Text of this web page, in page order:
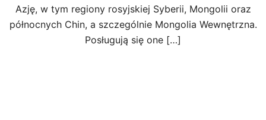
Azję, w tym regiony rosyjskiej Syberii, Mongolii oraz
północnych Chin, a szczególnie Mongolia Wewnętrzna.
Posługują się one […]